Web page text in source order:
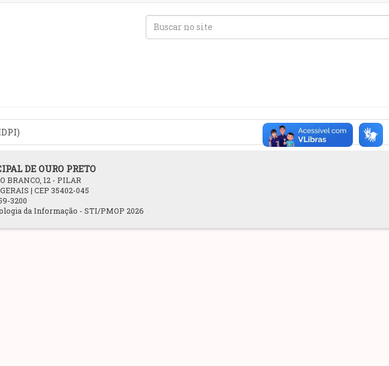
DE OURO PRETO
BRANCO, 12 - PILAR
| CEP 35402-045
3200
da Informação - STI/PMOP 2026